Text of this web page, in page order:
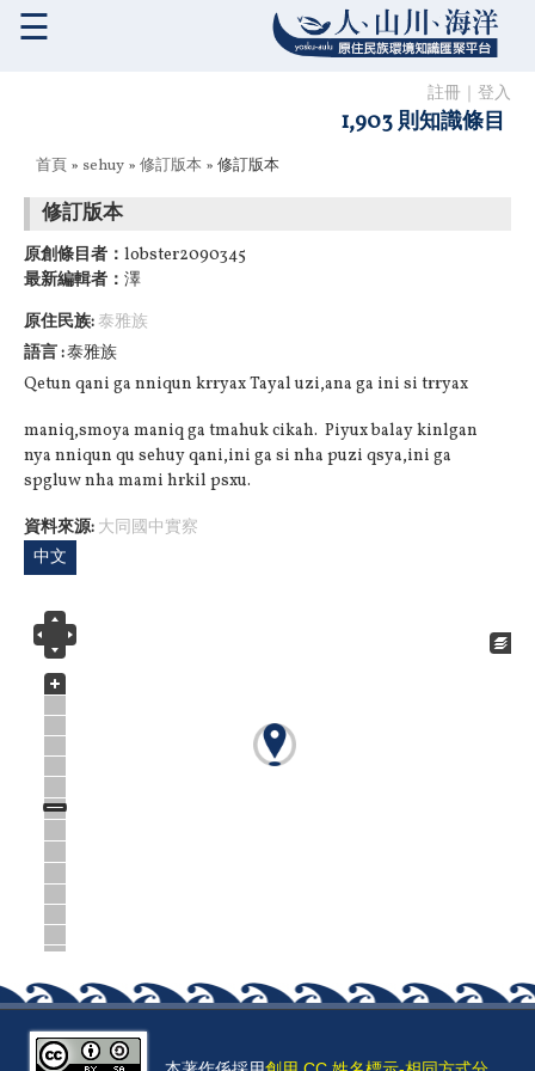
註冊 登入
1,903 則知識條目
☰
您在這裡
首頁 » sehuy » 修訂版本 » 修訂版本
修訂版本
原創條目者： lobster2090345
最新編輯者： 澤
原住民族: 泰雅族
語言 泰雅族
Qetun qani ga nniqun krryax Tayal uzi,ana ga ini si trryax
maniq,smoya maniq ga tmahuk cikah. Piyux balay kinlgan
nya nniqun qu sehuy qani,ini ga si nha puzi qsya,ini ga
spgluw nha mami hrkil psxu.
資料來源: 大同國中實察
中文